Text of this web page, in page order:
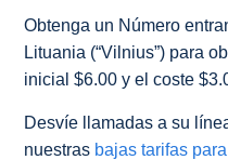
Obtenga un Número
Lituania (“Vilnius”) para
inicial $6.00 y el coste
Desvíe llamadas a su
nuestras bajas tarifas